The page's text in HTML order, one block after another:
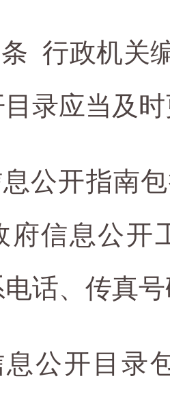
行政机关
录应当及
公开指南
府信息公开
话、传真
公开目录